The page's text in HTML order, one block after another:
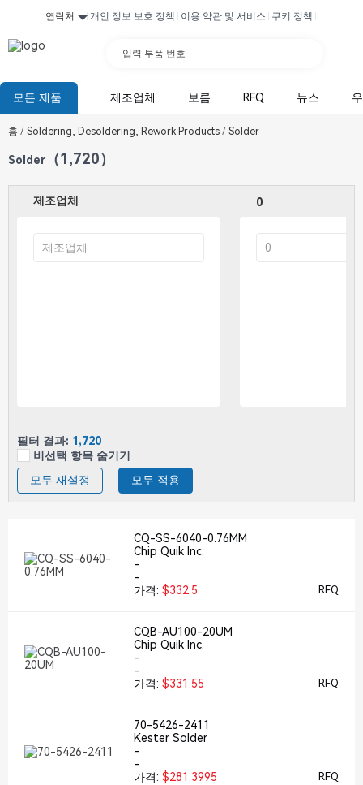
연락처 개인 정보 보호 정책 이용 약관 및 서비스 쿠키 정책
입력 부품 번호
모든 제품 제조업체 보름 RFQ 뉴스
홈 / Soldering, Desoldering, Rework Products / Solder
Solder （1,720）
제조업체 0
필터 결과: 1,720
비선택 항목 숨기기
모두 재설정
모두 적용
CQ-SS-6040-0.76MM
Chip Quik Inc.
-
-
가격: $332.5 RFQ
CQB-AU100-20UM
Chip Quik Inc.
-
-
가격: $331.55 RFQ
70-5426-2411
Kester Solder
-
-
가격: $281.3995 RFQ